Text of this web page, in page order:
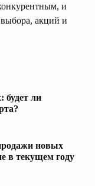
и
акций и
будет ли
новых
в текущем году